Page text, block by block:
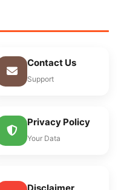
Contact Us
Support
Privacy Policy
Your Data